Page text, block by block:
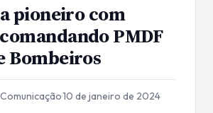
pioneiro com
PMDF
Bombeiros
·10 de janeiro de 2024